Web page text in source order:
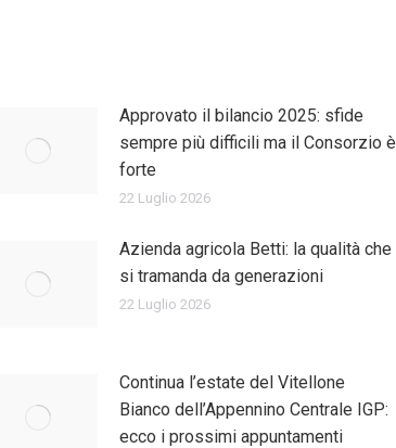
Approvato il bilancio 2025: sfide
sempre più difficili ma il Consorzio è
forte
22 Luglio 2026
Azienda agricola Betti: la qualità che
si tramanda da generazioni
22 Luglio 2026
Continua l’estate del Vitellone
Bianco dell’Appennino Centrale IGP:
ecco i prossimi appuntamenti